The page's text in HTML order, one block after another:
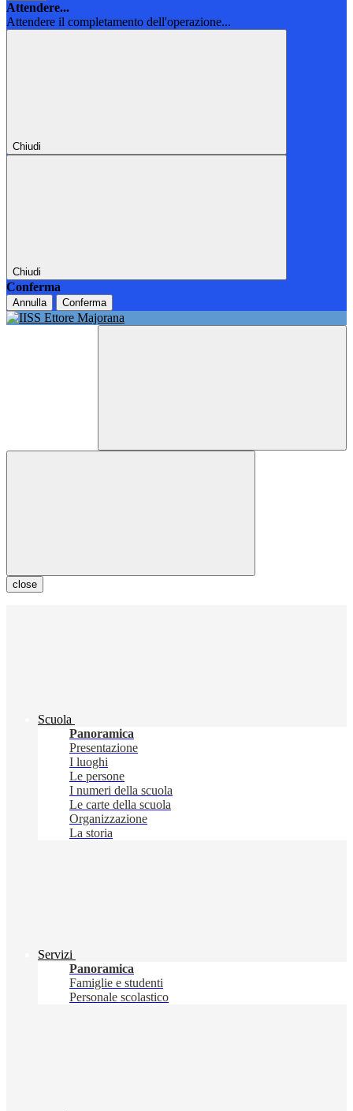
Attendere...
Attendere il completamento dell'operazione...
Chiudi
Chiudi
Conferma
Annulla Conferma
close
Scuola
Panoramica
Presentazione
I luoghi
Le persone
I numeri della scuola
Le carte della scuola
Organizzazione
La storia
Servizi
Panoramica
Famiglie e studenti
Personale scolastico